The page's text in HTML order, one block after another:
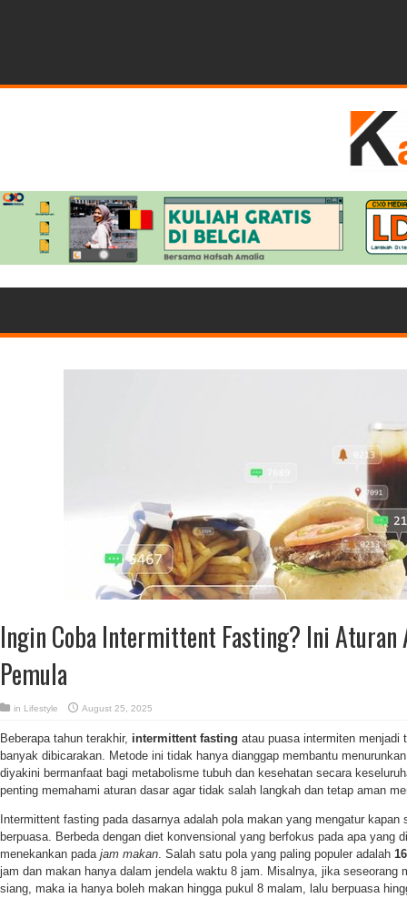
Ingin Coba Intermittent Fasting? Ini Aturan
Pemula
in Lifestyle August 25, 2025
Beberapa tahun terakhir, intermittent fasting atau puasa intermiten menjadi
banyak dibicarakan. Metode ini tidak hanya dianggap membantu
diyakini bermanfaat bagi metabolisme tubuh dan kesehatan secara
penting memahami aturan dasar agar tidak salah langkah dan tetap aman
Intermittent fasting pada dasarnya adalah pola makan yang mengatur kapan
berpuasa. Berbeda dengan diet konvensional yang berfokus pada apa yang
menekankan pada jam makan. Salah satu pola yang paling populer adalah
jam dan makan hanya dalam jendela waktu 8 jam. Misalnya, jika seseorang
siang, maka ia hanya boleh makan hingga pukul 8 malam, lalu berpuasa